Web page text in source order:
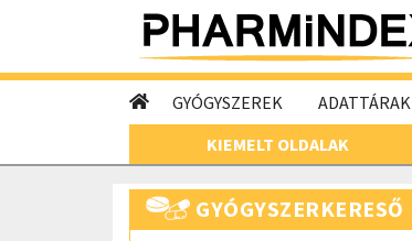
GYÓGYSZEREK ADATTÁRAK
KIEMELT OLDALAK
GYÓGYSZERKERESŐ